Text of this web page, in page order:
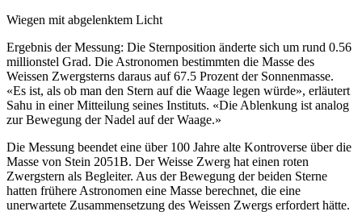
Wiegen mit abgelenktem Licht
Ergebnis der Messung: Die Sternposition änderte sich um rund 0.56
millionstel Grad. Die Astronomen bestimmten die Masse des
Weissen Zwergsterns daraus auf 67.5 Prozent der Sonnenmasse.
«Es ist, als ob man den Stern auf die Waage legen würde», erläutert
Sahu in einer Mitteilung seines Instituts. «Die Ablenkung ist analog
zur Bewegung der Nadel auf der Waage.»
Die Messung beendet eine über 100 Jahre alte Kontroverse über die
Masse von Stein 2051B. Der Weisse Zwerg hat einen roten
Zwergstern als Begleiter. Aus der Bewegung der beiden Sterne
hatten frühere Astronomen eine Masse berechnet, die eine
unerwartete Zusammensetzung des Weissen Zwergs erfordert hätte.